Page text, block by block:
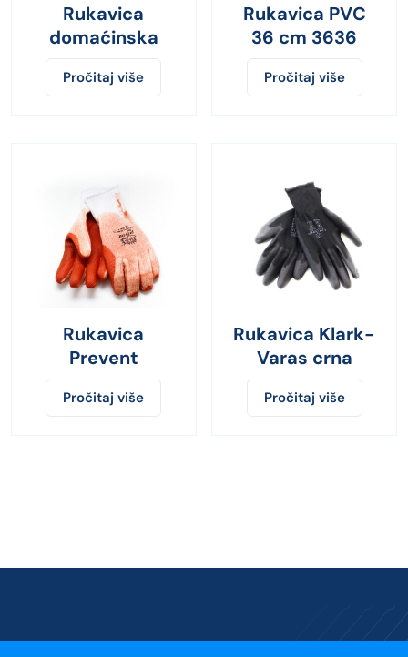
Rukavica
domaćinska
Pročitaj više
Rukavica PVC
36 cm 3636
Pročitaj više
Rukavica
Prevent
Pročitaj više
Rukavica Klark-
Varas crna
Pročitaj više